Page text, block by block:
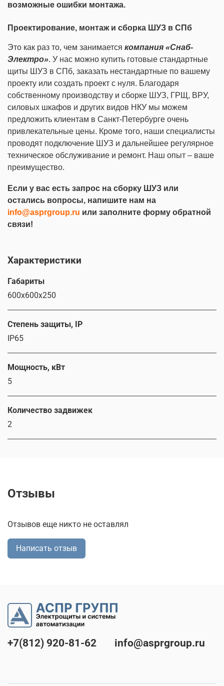
возможные ошибки монтажа.
Проектирование, монтаж и сборка ШУЗ в СПб
Это как раз то, чем занимается компания «Снаб-
Электро». У нас можно купить готовые стандартные
щиты ШУЗ в СПб, заказать нестандартные по вашему
проекту или создать проект с нуля. Благодаря
собственному производству и сборке ШУЗ, ГРЩ, ВРУ,
силовых шкафов и других видов НКУ мы можем
предложить клиентам в Санкт-Петербурге очень
привлекательные цены. Кроме того, наши специалисты
проводят подключение ШУЗ и дальнейшее регулярное
техническое обслуживание и ремонт. Наш опыт – ваше
преимущество.
Если у вас есть запрос на сборку ШУЗ или
остались вопросы, напишите нам на
info@asprgroup.ru или заполните форму обратной
связи!
Характеристики
Габариты
600х600х250
Степень защиты, IP
IP65
Мощность, кВт
5
Количество задвижек
2
Отзывы
Отзывов еще никто не оставлял
Написать отзыв
+7(812) 920-81-62 info@asprgroup.ru